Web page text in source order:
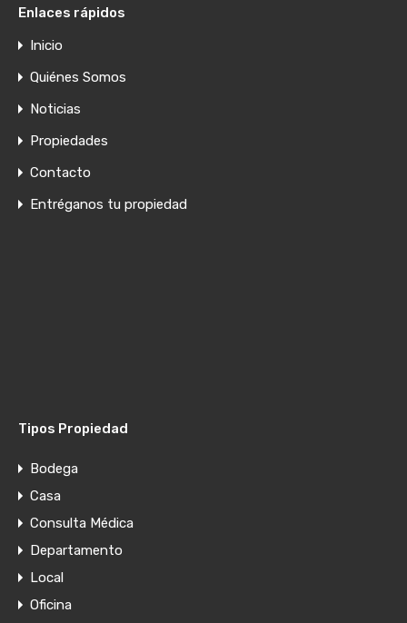
Enlaces rápidos
Inicio
Quiénes Somos
Noticias
Propiedades
Contacto
Entréganos tu propiedad
Tipos Propiedad
Bodega
Casa
Consulta Médica
Departamento
Local
Oficina